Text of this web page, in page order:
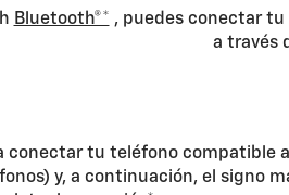
Bluetooth®* , puedes conectar
a través
conectar tu teléfono compatible
y, a continuación, el signo